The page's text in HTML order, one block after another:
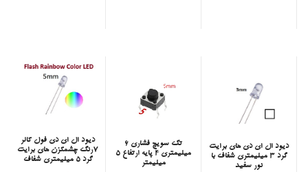
‫دیود ال ای دی فول کالر
7رنگ چشمکزن های برایت
گرد 5 میلیمتری شفاف
‫تک سویچ فشاری 6
میلیمتری 4 پایه ارتفاع 5
میلیمتر
‫دیود ال ای دی های برایت
گرد 3 میلیمتری شفاف با
نور سفید